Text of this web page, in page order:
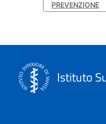
PREVENZIONE
Istituto